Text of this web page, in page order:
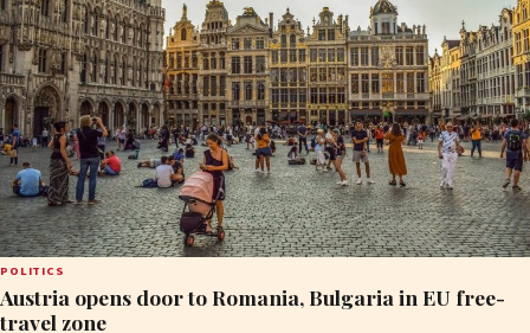
POLITICS
Austria opens door to Romania, Bulgaria in EU free-
travel zone